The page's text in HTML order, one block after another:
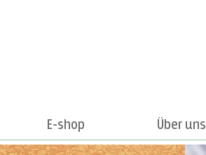
E-shop Über uns